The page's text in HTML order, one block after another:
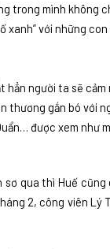
trong mình không
với những
người ta sẽ
gắn bó với
được xem như
qua thì Huế
2, công viên